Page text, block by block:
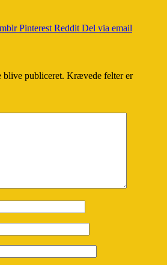
Pinterest Reddit Del via email
blive publiceret. Krævede felter er